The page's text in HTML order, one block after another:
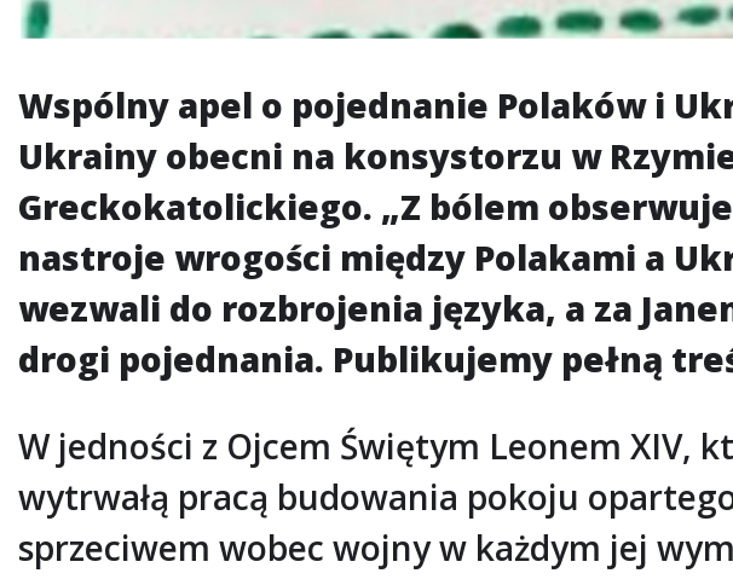
Wspólny apel o pojednanie Polaków i
Ukrainy obecni na konsystorzu w
Greckokatolickiego. „Z bólem
nastroje wrogości między Polakami a
wezwali do rozbrojenia języka, a za
drogi pojednania. Publikujemy pełną
W jedności z Ojcem Świętym Leonem
wytrwałą pracą budowania pokoju
sprzeciwem wobec wojny w każdym jej